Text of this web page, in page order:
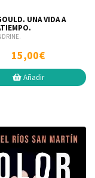
UNA VIDA A
15,00€
Añadir